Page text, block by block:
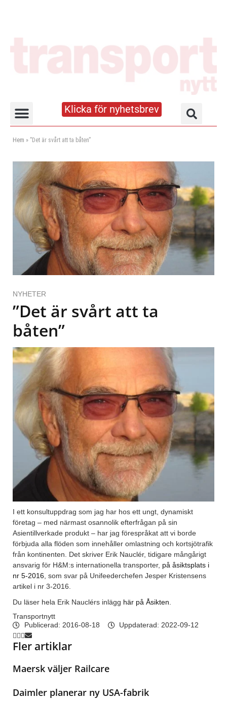
Klicka för nyhetsbrev
Hem » ”Det är svårt att ta båten”
NYHETER
”Det är svårt att ta
båten”
I ett konsultuppdrag som jag har hos ett ungt, dynamiskt
företag – med närmast osannolik efterfrågan på sin
Asientillverkade produkt – har jag förespråkat att vi borde
förbjuda alla flöden som innehåller omlastning och kortsjötrafik
från kontinenten. Det skriver Erik Nauclér, tidigare mångårigt
ansvarig för H&M:s internationella transporter, på åsiktsplats i
nr 5-2016, som svar på Unifeederchefen Jesper Kristensens
artikel i nr 3-2016.
Du läser hela Erik Nauclérs inlägg här på Åsikten.
Transportnytt
Publicerad: 2016-08-18 Uppdaterad: 2022-09-12
Fler artiklar
Maersk väljer Railcare
Daimler planerar ny USA-fabrik